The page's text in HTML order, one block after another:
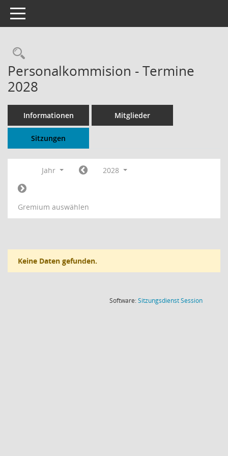
Toggle navigation
Rechercheauswahl
Personalkommision - Termine
2028
Informationen Mitglieder
Sitzungen
Jahr 2028
Gremium auswählen
Keine Daten gefunden.
Software:SitzungsdienstSession(Wird in